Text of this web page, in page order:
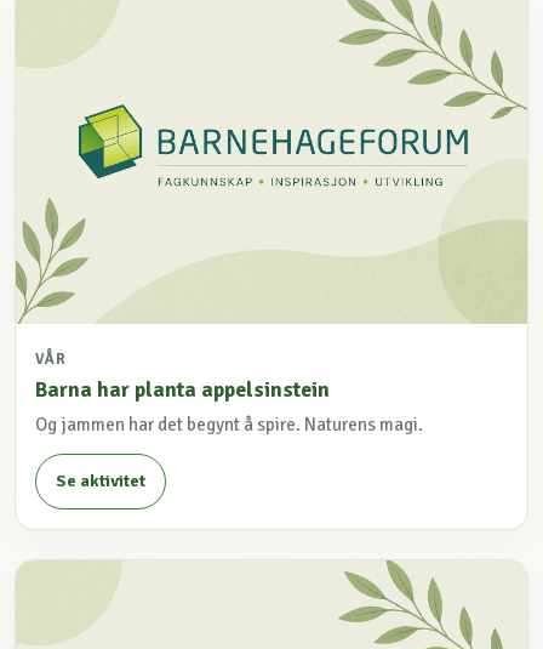
VÅR
Barna har planta appelsinstein
Og jammen har det begynt å spire. Naturens magi.
Se aktivitet